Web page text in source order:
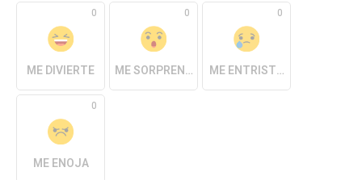
0
ME DIVIERTE
0
ME SORPRENDE
0
ME ENTRISTECE
0
ME ENOJA